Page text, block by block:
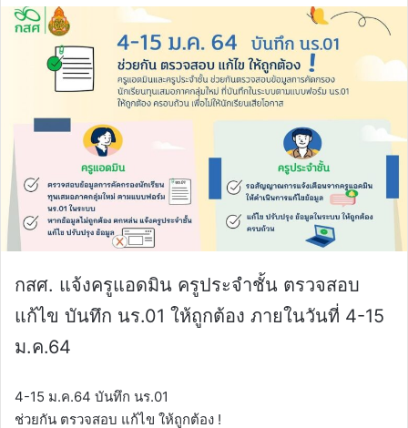
กสศ. แจ้งครูแอดมิน ครูประจำชั้น ตรวจสอบ
แก้ไข บันทึก นร.01 ให้ถูกต้อง ภายในวันที่ 4-15
ม.ค.64
4-15 ม.ค.64 บันทึก นร.01
ช่วยกัน ตรวจสอบ แก้ไข ให้ถูกต้อง !